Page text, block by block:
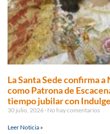
La Santa Sede confirma
como Patrona de
tiempo jubilar con
30 julio, 2026 No hay comentarios
Leer Noticia »